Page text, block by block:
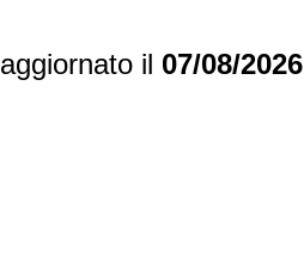
aggiornato il 07/08/2026